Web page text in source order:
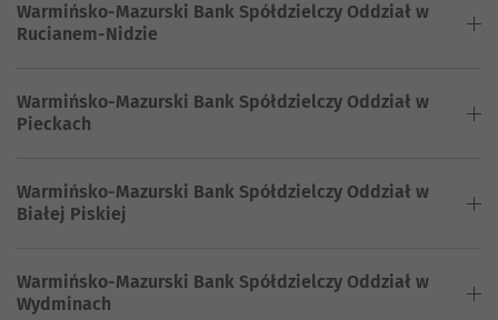
Warmińsko-Mazurski Bank Spółdzielczy Oddział w
Rucianem-Nidzie
Warmińsko-Mazurski Bank Spółdzielczy Oddział w
Pieckach
Warmińsko-Mazurski Bank Spółdzielczy Oddział w
Białej Piskiej
Warmińsko-Mazurski Bank Spółdzielczy Oddział w
Wydminach